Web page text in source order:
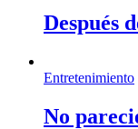
Después
Entretenimiento
No